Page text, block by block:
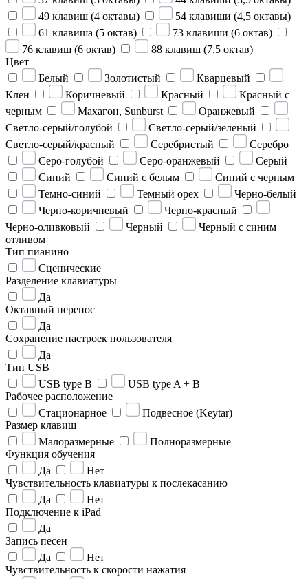
49 клавиш (4 октавы)
54 клавиши (4,5 октавы)
61 клавиша (5 октав)
73 клавиши (6 октав)
76 клавиш (6 октав)
88 клавиш (7,5 октав)
Цвет
Белый
Золотистый
Кварцевый
Клен
Коричневый Красный
Красный с
черным
Махагон, Sunburst
Оранжевый
Светло-серый/голубой
Светло-серый/зеленый
Светло-серый/красный
Серебристый
Серебро
Серо-голубой
Серо-оранжевый
Серый
Синий
Синий с белым
Синий с черным
Темно-синий
Темный орех
Черно-белый
Черно-коричневый
Черно-красный
Черно-оливковый
Черный
Черный с синим
отливом
Тип пианино
Сценические
Разделение клавиатуры
Да
Октавный перенос
Да
Сохранение настроек пользователя
Да
Тип USB
USB type B
USB type A + B
Рабочее расположение
Стационарное
Подвесное (Keytar)
Размер клавиш
Малоразмерные
Полноразмерные
Функция обучения
Да
Нет
Чувствительность клавиатуры к послекасанию
Да
Нет
Подключение к iPad
Да
Запись песен
Да
Нет
Чувствительность к скорости нажатия